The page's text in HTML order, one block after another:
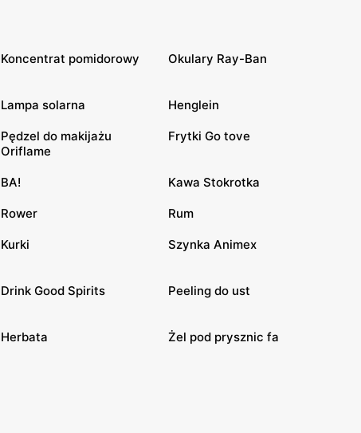
Koncentrat pomidorowy Okulary Ray-Ban
Lampa solarna Henglein
Pędzel do makijażu
Oriflame
Frytki Go tove
BA! Kawa Stokrotka
Rower Rum
Kurki Szynka Animex
Drink Good Spirits Peeling do ust
Herbata Żel pod prysznic fa